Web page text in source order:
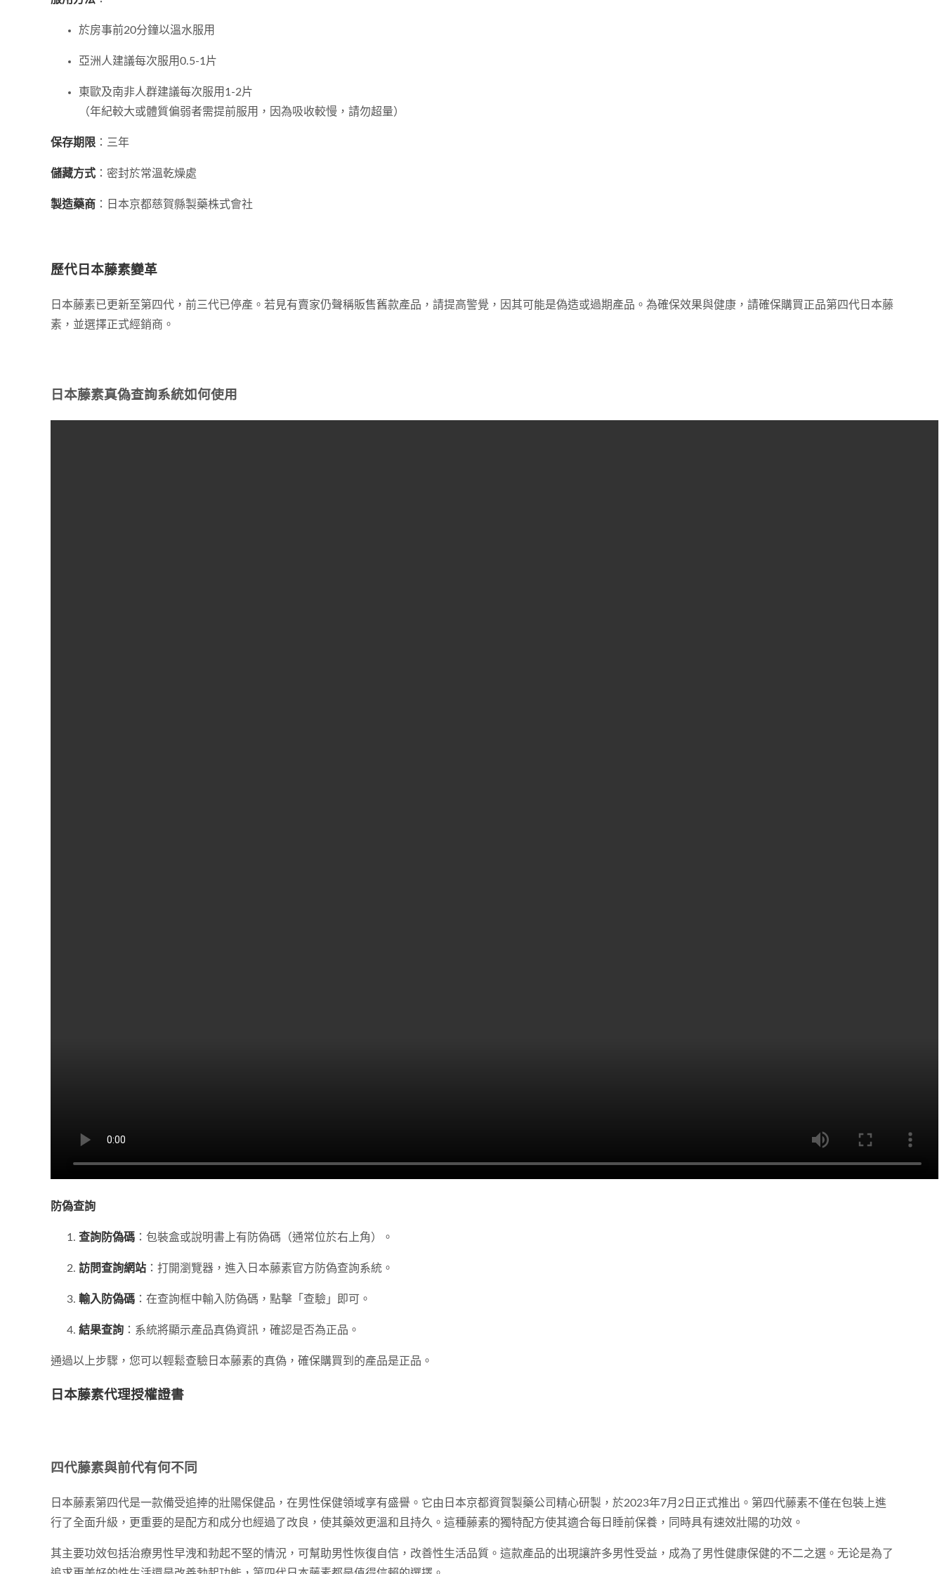
於房事前20分鐘以溫水服用
亞洲人建議每次服用0.5-1片
東歐及南非人群建議每次服用1-2片
（年紀較大或體質偏弱者需提前服用，因為吸收較慢，請勿超量）
保存期限 ：三年
儲藏方式 ：密封於常溫乾燥處
製造藥商 ：日本京都慈賀縣製藥株式會社
歷代日本藤素變革
日本藤素已更新至第四代，前三代已停產。若見有賣家仍聲稱販售舊款產品，請提高警覺，因其可能是偽造或過期產品。為確保效果與健康，請確保購買正品第四代日本藤
素，並選擇正式經銷商。
日本藤素真偽查詢系統如何使用
防偽查詢
查詢防偽碼 ：包裝盒或說明書上有防偽碼（通常位於右上角）。
訪問查詢網站 ：打開瀏覽器，進入日本藤素官方防偽查詢系統。
輸入防偽碼 ：在查詢框中輸入防偽碼，點擊「查驗」即可。
結果查詢 ：系統將顯示產品真偽資訊，確認是否為正品。
通過以上步驟，您可以輕鬆查驗日本藤素的真偽，確保購買到的產品是正品。
日本藤素代理授權證書
四代藤素與前代有何不同
日本藤素第四代是一款備受追捧的壯陽保健品，在男性保健領域享有盛譽。它由日本京都資賀製藥公司精心研製，於2023年7月2日正式推出。第四代藤素不僅在包裝上進
行了全面升級，更重要的是配方和成分也經過了改良，使其藥效更溫和且持久。這種藤素的獨特配方使其適合每日睡前保養，同時具有速效壯陽的功效。
其主要功效包括治療男性早洩和勃起不堅的情況，可幫助男性恢復自信，改善性生活品質。這款產品的出現讓許多男性受益，成為了男性健康保健的不二之選。无论是為了